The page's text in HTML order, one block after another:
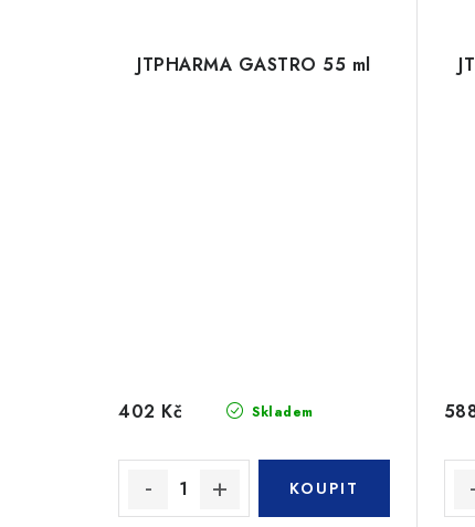
JTPHARMA GASTRO 55 ml
Skladem
402 Kč